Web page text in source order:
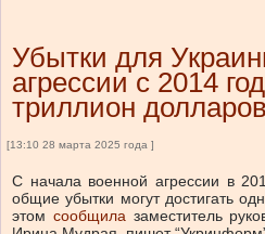
Убытки для
агрессии с 2014
триллион долларов
[13:10 28 марта 2025 года ]
С начала военной агрессии в
общие убытки могут достигать
этом сообщилазаместитель